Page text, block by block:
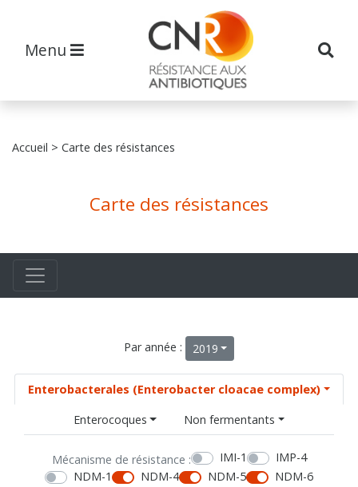
Menu
Accueil > Carte des résistances
Carte des résistances
Par année : 2019
Enterobacterales (Enterobacter cloacae complex)
Enterocoques
Non fermentants
Mécanisme de résistance : IMI-1
IMP-4
NDM-1
NDM-4 NDM-5
NDM-6